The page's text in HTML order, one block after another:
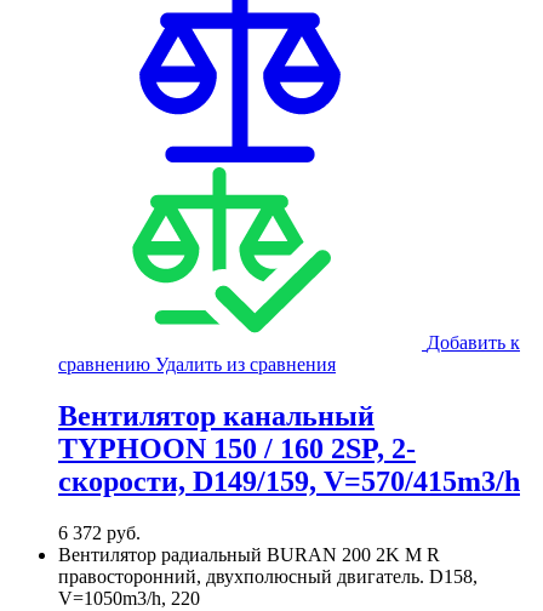
Добавить к
сравнению Удалить из сравнения
Вентилятор канальный
TYPHOON 150 / 160 2SP, 2-
скорости, D149/159, V=570/415m3/h
6 372 руб.
Вентилятор радиальный BURAN 200 2K M R
правосторонний, двухполюсный двигатель. D158,
V=1050m3/h, 220